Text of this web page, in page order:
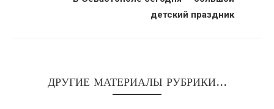
детский праздник
ДРУГИЕ МАТЕРИАЛЫ РУБРИКИ...